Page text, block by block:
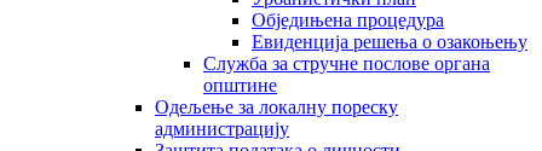
Обједињена процедура
Евиденција решења о озакоњењу
Служба за стручне послове органа
општине
Одељење за локалну пореску
администрацију